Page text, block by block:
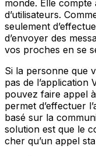
monde. Elle compte
d’utilisateurs.
seulement
d’envoyer des
vos proches en se
Si la personne que
pas de l’application
pouvez faire appel
permet d’effectuer
basé sur la
solution est que le
cher qu’un appel